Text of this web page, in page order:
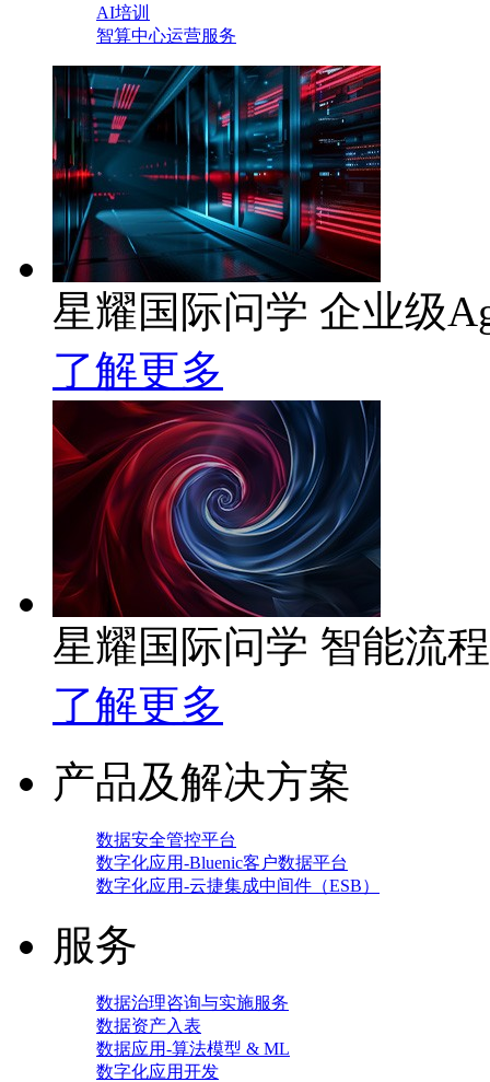
AI培训
智算中心运营服务
星耀国际问学 企业级
了解更多
星耀国际问学 智能流
了解更多
产品及解决方案
数据安全管控平台
数字化应用-Bluenic客户数据平台
数字化应用-云捷集成中间件（ESB）
服务
数据治理咨询与实施服务
数据资产入表
数据应用-算法模型 & ML
数字化应用开发